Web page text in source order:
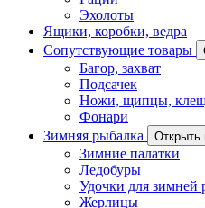
Эхолоты
Ящики, коробки, ведра
Сопутствующие товары
Багор, захват
Подсачек
Ножи, щипцы,
Фонари
Зимняя рыбалка
Зимние палатки
Ледобуры
Удочки для зимней
Жерлицы